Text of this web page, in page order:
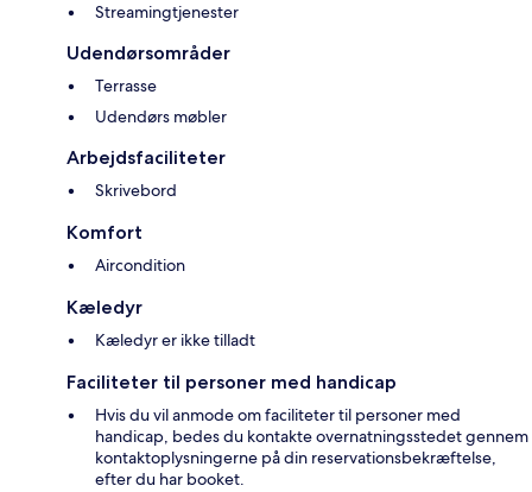
Streamingtjenester
Udendørsområder
Terrasse
Udendørs møbler
Arbejdsfaciliteter
Skrivebord
Komfort
Aircondition
Kæledyr
Kæledyr er ikke tilladt
Faciliteter til personer med handicap
Hvis du vil anmode om faciliteter til personer med
handicap, bedes du kontakte overnatningsstedet gennem
kontaktoplysningerne på din reservationsbekræftelse,
efter du har booket.